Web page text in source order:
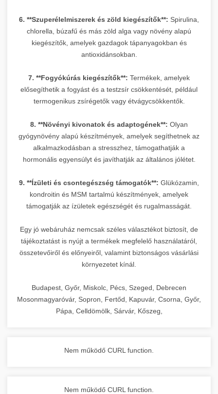
6. **Szuperélelmiszerek és zöld kiegészítők**: Spirulina,
chlorella, búzafű és más zöld alga vagy növény alapú
kiegészítők, amelyek gazdagok tápanyagokban és
antioxidánsokban.
7. **Fogyókúrás kiegészítők**: Termékek, amelyek
elősegíthetik a fogyást és a testzsír csökkentését, például
termogenikus zsírégetők vagy étvágycsökkentők.
8. **Növényi kivonatok és adaptogének**: Olyan
gyógynövény alapú készítmények, amelyek segíthetnek az
alkalmazkodásban a stresszhez, támogathatják a
hormonális egyensúlyt és javíthatják az általános jólétet.
9. **Ízületi és csontegészség támogatók**: Glükózamin,
kondroitin és MSM tartalmú készítmények, amelyek
támogatják az ízületek egészségét és rugalmasságát.
Egy jó webáruház nemcsak széles választékot biztosít, de
tájékoztatást is nyújt a termékek megfelelő használatáról,
összetevőiről és előnyeiről, valamint biztonságos vásárlási
környezetet kínál.
Budapest, Győr, Miskolc, Pécs, Szeged, Debrecen
Mosonmagyaróvár, Sopron, Fertőd, Kapuvár, Csorna, Győr,
Pápa, Celldömölk, Sárvár, Kőszeg,
Nem működő CURL function.
Nem működő CURL function.